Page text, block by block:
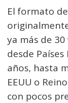
El formato de
ya más de
desde
años, hasta
EEUU o
con pocos